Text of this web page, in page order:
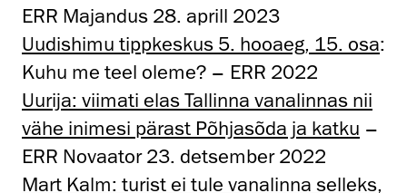
ERR Majandus 28. aprill 2023
Uudishimu tippkeskus 5. hooaeg, 15. osa:
Kuhu me teel oleme? – ERR 2022
Uurija: viimati elas Tallinna vanalinnas nii
vähe inimesi pärast Põhjasõda ja katku –
ERR Novaator 23. detsember 2022
Mart Kalm: turist ei tule vanalinna selleks,